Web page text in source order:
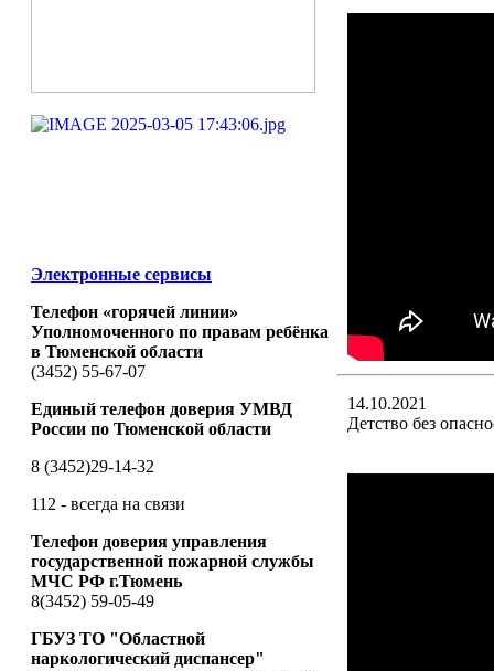
Электронные сервисы
Телефон «горячей линии»
Уполномоченного по правам ребёнка
в Тюменской области
(3452) 55-67-07
Единый телефон доверия УМВД
России по Тюменской области
8 (3452)29-14-32
112 - всегда на связи
Телефон доверия управления
государственной пожарной службы
МЧС РФ г.Тюмень
8(3452) 59-05-49
ГБУЗ ТО "Областной
наркологический диспансер"
14.10.2021
Детство без